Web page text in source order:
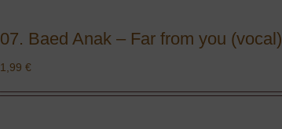
07. Baed Anak – Far from you (vocal)
1,99 €